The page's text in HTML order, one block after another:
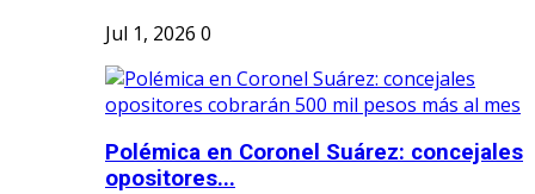
Jul 1, 2026 0
Polémica en Coronel Suárez: concejales
opositores...